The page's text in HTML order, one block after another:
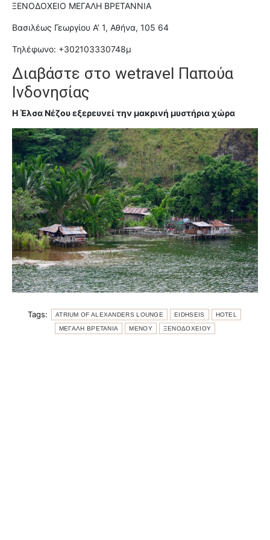
ΞΕΝΟΔΟΧΕΙΟ ΜΕΓΑΛΗ ΒΡΕΤΑΝΝΙΑ
Βασιλέως Γεωργίου Α’ 1, Αθήνα, 105 64
Τηλέφωνο: +302103330748μ
Διαβάστε στο wetravel Παπούα
Ινδονησίας
Η Έλσα Νέζου εξερευνεί την μακρινή μυστήρια χώρα
Tags: ATRIUM OF ALEXANDERS LOUNGE EIDHSEIS HOTEL
ΜΕΓΑΛΗ ΒΡΕΤΑΝΙΑ ΜΕΝΟΥ ΞΕΝΟΔΟΧΕΙΟΥ